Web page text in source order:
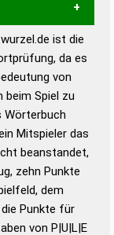
zu
um die
Spiel zu
in 12 Bänden
gutes
ist die
da es
von
beim Spiel zu
Wörterbuch
Mitspieler das
beanstandet,
zehn Punkte
dem
Punkte für
von P|U|L|E